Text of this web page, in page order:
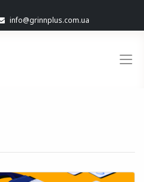
info@grinnplus.com.ua